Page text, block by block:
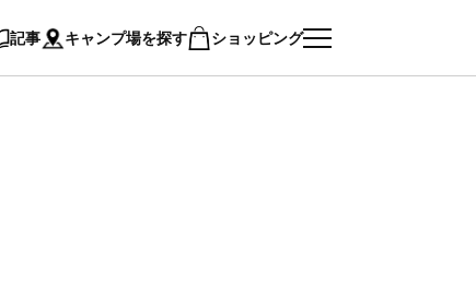
記事 キャンプ場を探す ショッピング